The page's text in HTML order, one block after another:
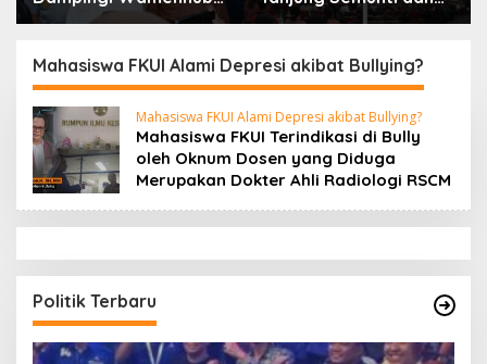
Tinjau Penanganan
Sentosa II di RS PHC
Surabaya
Pedadang Hulu: Tuntut
Satya Nusa Indah
Mahasiswa FKUI Alami Depresi akibat Bullying?
Mahasiswa FKUI Alami Depresi akibat Bullying?
Mahasiswa FKUI Terindikasi di Bully
oleh Oknum Dosen yang Diduga
Merupakan Dokter Ahli Radiologi RSCM
Politik Terbaru